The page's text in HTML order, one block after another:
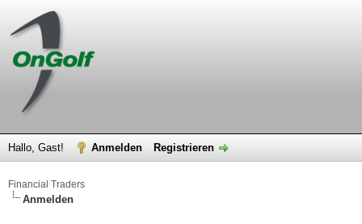
Hallo, Gast! Anmelden Registrieren
Financial Traders
Anmelden